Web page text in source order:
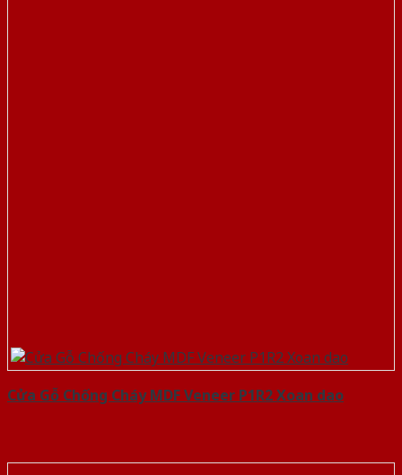
Cửa Gỗ Chống Cháy MDF Veneer P1R2 Xoan dao